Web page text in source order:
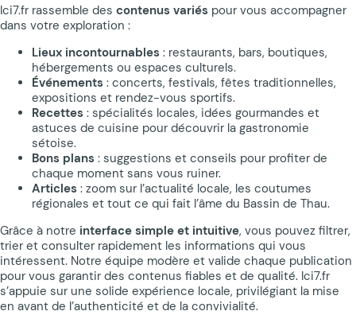
Ici7.fr rassemble des contenus variés pour vous accompagner
dans votre exploration :
Lieux incontournables : restaurants, bars, boutiques,
hébergements ou espaces culturels.
Événements : concerts, festivals, fêtes traditionnelles,
expositions et rendez-vous sportifs.
Recettes : spécialités locales, idées gourmandes et
astuces de cuisine pour découvrir la gastronomie
sétoise.
Bons plans : suggestions et conseils pour profiter de
chaque moment sans vous ruiner.
Articles : zoom sur l’actualité locale, les coutumes
régionales et tout ce qui fait l’âme du Bassin de Thau.
Grâce à notre interface simple et intuitive, vous pouvez filtrer,
trier et consulter rapidement les informations qui vous
intéressent. Notre équipe modère et valide chaque publication
pour vous garantir des contenus fiables et de qualité. Ici7.fr
s’appuie sur une solide expérience locale, privilégiant la mise
en avant de l’authenticité et de la convivialité.